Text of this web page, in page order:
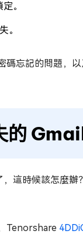
。
。
忘記的問題，以
的
這時候該怎麼
Tenorshare